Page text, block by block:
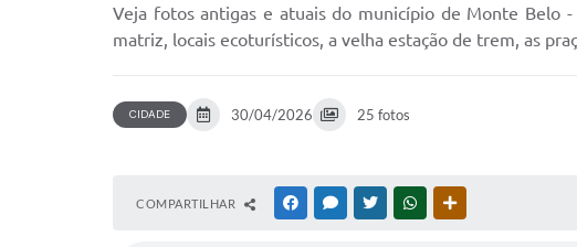
Veja fotos antigas e atuais do município de Monte Belo
matriz, locais ecoturísticos, a velha estação de trem, as
CIDADE 30/04/2026 25 fotos
COMPARTILHAR FACEBOOKMESSENGER
TWITTERWHATSAPP